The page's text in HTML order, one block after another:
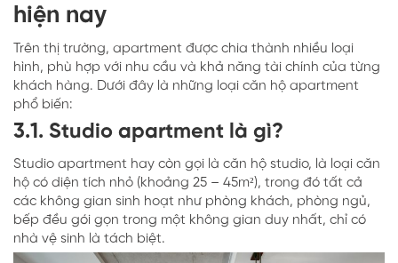
hiện nay
Trên thị trường, apartment được chia thành nhiều loại
hình, phù hợp với nhu cầu và khả năng tài chính của từng
khách hàng. Dưới đây là những loại căn hộ apartment
phổ biến:
3.1. Studio apartment là gì?
Studio apartment hay còn gọi là căn hộ studio, là loại căn
hộ có diện tích nhỏ (khoảng 25 – 45m²), trong đó tất cả
các không gian sinh hoạt như phòng khách, phòng ngủ,
bếp đều gói gọn trong một không gian duy nhất, chỉ có
nhà vệ sinh là tách biệt.